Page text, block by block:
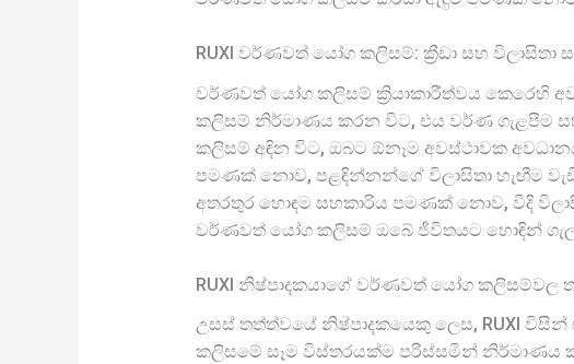
RUXI වර්ණවත් යෝග කලිසම්: ක්‍රීඩා සහ විලාසිතා
වර්ණවත් යෝග කලිසම් ක්‍රියාකාරීත්වය කෙරෙහි
කලිසම් නිර්මාණය කරන විට, එය වර්ණ ගැළපීම
කලිසම් අඳින විට, ඔබට ඕනෑම අවස්ථාවක
පමණක් නොව, පළඳින්නන්ගේ විලාසිතා හැඟීම
අතරතුර හොඳම සහකාරිය පමණක් නොව, වීදි
වර්ණවත් යෝග කලිසම් ඔබේ ජීවිතයට හොඳින්
RUXI නිෂ්පාදකයාගේ වර්ණවත් යෝග කලිසම්වල
උසස් තත්ත්වයේ නිෂ්පාදකයෙකු ලෙස, RUXI
කලිසමේ සෑම විස්තරයක්ම පරිස්සමින් නිර්මාණය